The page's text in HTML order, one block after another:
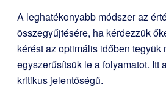
A leghatékonyabb módszer az
összegyűjtésére, ha kérdezzük
kérést az optimális időben tegyük
egyszerűsítsük le a folyamatot. Itt
kritikus jelentőségű.